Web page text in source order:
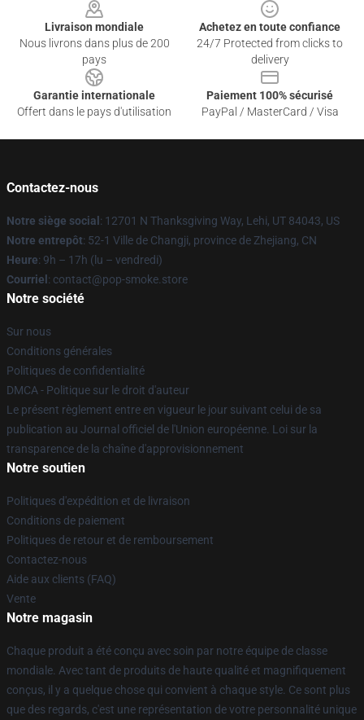
Livraison mondiale
Nous livrons dans plus de 200
pays
Achetez en toute confiance
24/7 Protected from clicks to
delivery
Garantie internationale
Offert dans le pays d'utilisation
Paiement 100% sécurisé
PayPal / MasterCard / Visa
Contactez-nous
Notre siège social : 12701 N Thanksgiving Way, Lehi, UT 84043, US
Notre entrepôt: 52-1 Ville de Changji, province de Zhejiang, CN
Heure: 9h – 17h (lu – vendredi)
Courriel : contact@pop-smoke.store
Notre société
Sur nous
Conditions générales
Politiques de confidentialité
DMCA - Politique sur le droit d'auteur
Le présent règlement entre en vigueur le jour suivant celui de sa
publication au Journal officiel de l'Union européenne. Loi sur la
transparence de la chaîne d'approvisionnement
Notre soutien
Politiques d'expédition et de livraison
Conditions de paiement
Politiques de retour et de remboursement
Contactez-nous
Aide aux clients (FAQ)
Vente
Notre magasin
Chaque produit a été conçu avec soin par notre équipe de classe
mondiale. Avec tant de produits de haute qualité et magnifiquement
conçus, il y a quelque chose qui convient à chaque style. Ce sont plus
que des regards, c'est une représentation de votre personnalité unique